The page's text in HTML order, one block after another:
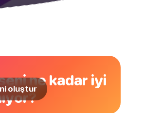
ne kadar iyi
oluştur